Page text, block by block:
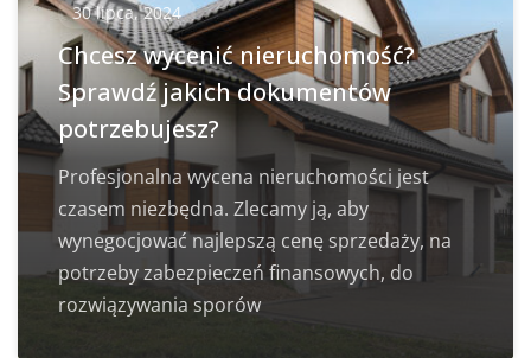
30 lipca, 2024
Chcesz wycenić nieruchomość?
Sprawdź jakich dokumentów
potrzebujesz?
Profesjonalna wycena nieruchomości jest
czasem niezbędna. Zlecamy ją, aby
wynegocjować najlepszą cenę sprzedaży, na
potrzeby zabezpieczeń finansowych, do
rozwiązywania sporów